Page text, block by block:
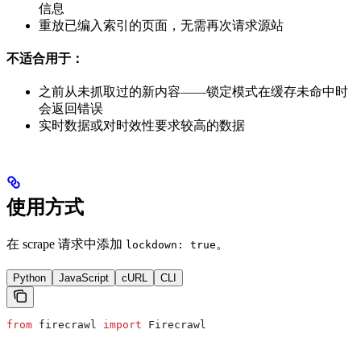
信息
重放已编入索引的页面，无需再次请求源站
不适合用于：
之前从未抓取过的新内容——锁定模式在缓存未命中时
会返回错误
实时数据或对时效性要求较高的数据
使用方式
在 scrape 请求中添加 lockdown: true 。
Python JavaScript cURL CLI
from firecrawl import Firecrawl